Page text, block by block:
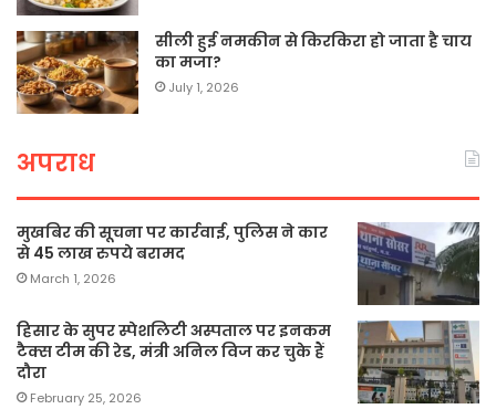
सीली हुई नमकीन से किरकिरा हो जाता है चाय
का मजा?
July 1, 2026
अपराध
मुखबिर की सूचना पर कार्रवाई, पुलिस ने कार
से 45 लाख रुपये बरामद
March 1, 2026
हिसार के सुपर स्पेशलिटी अस्पताल पर इनकम
टैक्स टीम की रेड, मंत्री अनिल विज कर चुके हैं
दौरा
February 25, 2026